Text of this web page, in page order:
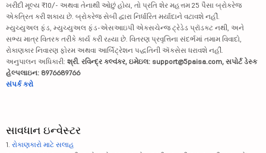
ઇમુદ્રા લિમિટેડ 539 4462.72
એલ એન્ડ ટી ટ... 3612 38145.49
સેન્સિસ ટેક ... 843 1762.95
ક્વિક હીલ ટે...
ખરીદી મૂલ્ય ₹10/- અથવા તેનાથી ઓછું હોય, તો પ્રતિ શેર મહત્તમ 25 પૈસા બ્રોકરેજ
એકત્રિત કરી શકાય છે. બ્રોકરેજ સેબી દ્વારા નિર્ધારિત મર્યાદાને વટાવશે નહીં.
મ્યુચ્યુઅલ ફંડ, મ્યુચ્યુઅલ ફંડ-એસઆઇપી એક્સચેન્જ ટ્રેડેડ પ્રૉડક્ટ નથી, અને
સભ્ય માત્ર વિતરક તરીકે કાર્ય કરી રહ્યા છે. વિતરણ પ્રવૃત્તિના સંદર્ભમાં તમામ વિવાદો,
રોકાણકાર નિવારણ ફોરમ અથવા આર્બિટ્રેશન પદ્ધતિની ઍક્સેસ ધરાવશે નહીં.
અનુપાલન અધિકારી: શ્રી. રવિન્દ્ર કલ્વંકર, ઇમેઇલ: support@5paisa.com, સપોર્ટ ડેસ્ક
હેલ્પલાઇન: 8976689766
સંપર્ક કરો
સાવધાન ઇન્વેસ્ટર
1. રોકાણકારો માટે સલાહ